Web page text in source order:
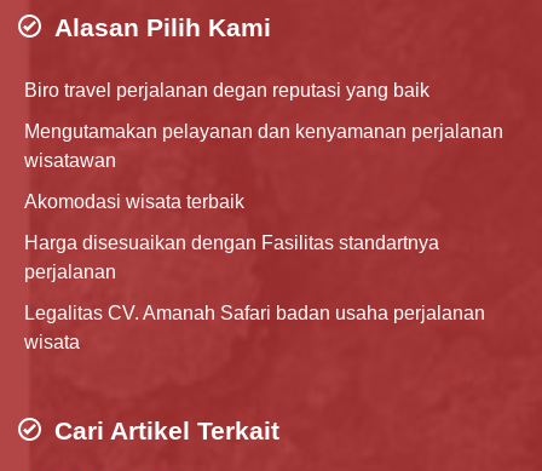
Alasan Pilih Kami
Biro travel perjalanan degan reputasi yang baik
Mengutamakan pelayanan dan kenyamanan perjalanan
wisatawan
Akomodasi wisata terbaik
Harga disesuaikan dengan Fasilitas standartnya
perjalanan
Legalitas CV. Amanah Safari badan usaha perjalanan
wisata
Cari Artikel Terkait